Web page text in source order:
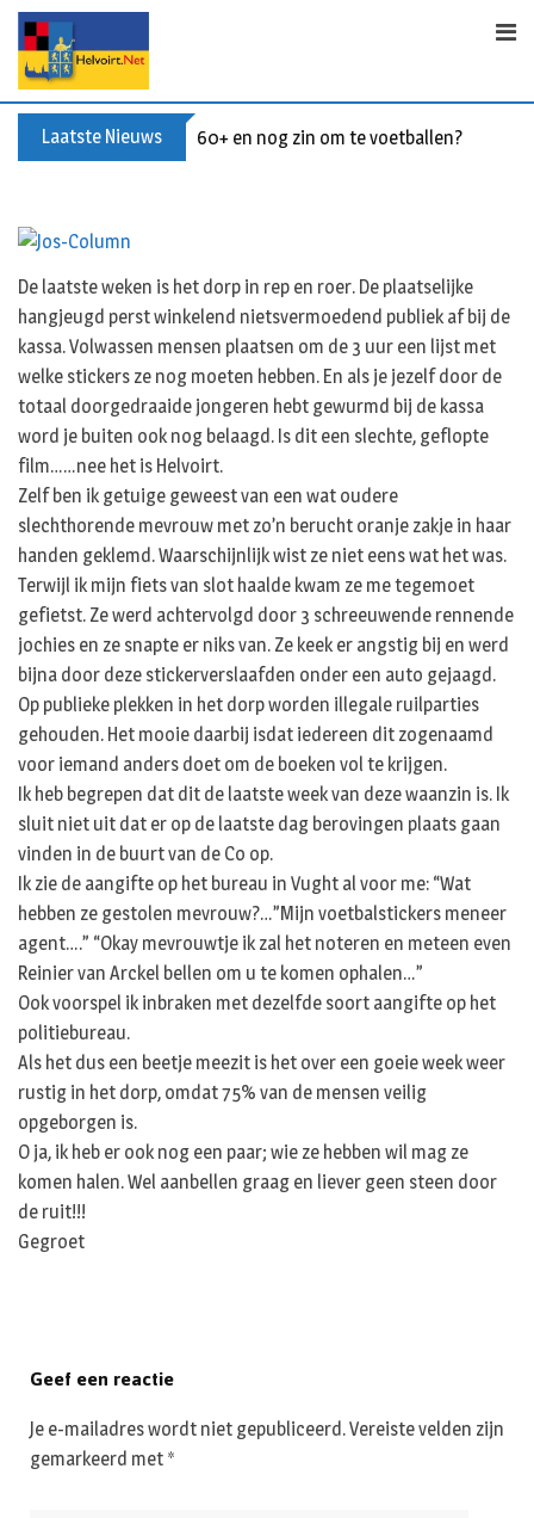
Skip
content
Laatste Nieuws 60+ en nog zin om te voetballen? Kom
De laatste weken is het dorp in rep en roer. De plaatselijke
hangjeugd perst winkelend nietsvermoedend publiek af bij de
kassa. Volwassen mensen plaatsen om de 3 uur een lijst met
welke stickers ze nog moeten hebben. En als je jezelf door de
totaal doorgedraaide jongeren hebt gewurmd bij de kassa
word je buiten ook nog belaagd. Is dit een slechte, geflopte
film……nee het is Helvoirt.
Zelf ben ik getuige geweest van een wat oudere
slechthorende mevrouw met zo’n berucht oranje zakje in haar
handen geklemd. Waarschijnlijk wist ze niet eens wat het was.
Terwijl ik mijn fiets van slot haalde kwam ze me tegemoet
gefietst. Ze werd achtervolgd door 3 schreeuwende rennende
jochies en ze snapte er niks van. Ze keek er angstig bij en werd
bijna door deze stickerverslaafden onder een auto gejaagd.
Op publieke plekken in het dorp worden illegale ruilparties
gehouden. Het mooie daarbij isdat iedereen dit zogenaamd
voor iemand anders doet om de boeken vol te krijgen.
Ik heb begrepen dat dit de laatste week van deze waanzin is. Ik
sluit niet uit dat er op de laatste dag berovingen plaats gaan
vinden in de buurt van de Co op.
Ik zie de aangifte op het bureau in Vught al voor me: “Wat
hebben ze gestolen mevrouw?…”Mijn voetbalstickers meneer
agent….” “Okay mevrouwtje ik zal het noteren en meteen even
Reinier van Arckel bellen om u te komen ophalen…”
Ook voorspel ik inbraken met dezelfde soort aangifte op het
politiebureau.
Als het dus een beetje meezit is het over een goeie week weer
rustig in het dorp, omdat 75% van de mensen veilig
opgeborgen is.
O ja, ik heb er ook nog een paar; wie ze hebben wil mag ze
komen halen. Wel aanbellen graag en liever geen steen door
de ruit!!!
Gegroet
Geef een reactie
Je e-mailadres wordt niet gepubliceerd.Vereiste velden zijn
gemarkeerd met *